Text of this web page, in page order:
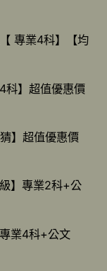
專業4科】【均
科】超值優惠價
】超值優惠價
】專業2科+公
業4科+公文